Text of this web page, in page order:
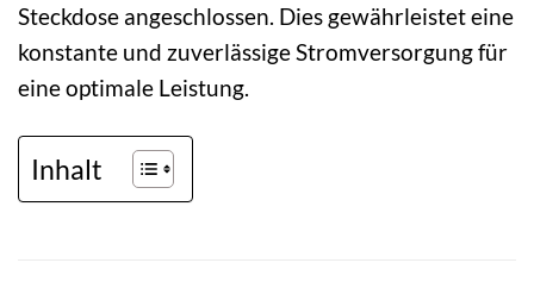
Steckdose angeschlossen. Dies gewährleistet eine
konstante und zuverlässige Stromversorgung für
eine optimale Leistung.
Inhalt